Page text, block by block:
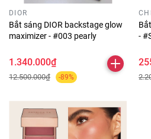
DIOR
Bắt sáng DIOR backstage glow
maximizer - #003 pearly
1.340.000₫
12.500.000₫ -89%
-